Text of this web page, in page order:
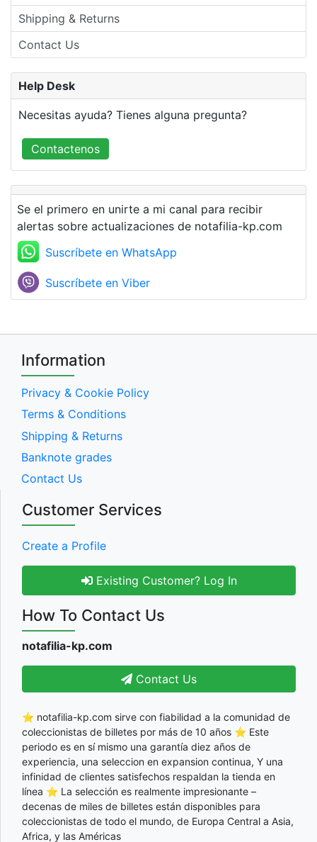
Shipping & Returns
Contact Us
Help Desk
Necesitas ayuda? Tienes alguna pregunta?
Contactenos
Se el primero en unirte a mi canal para recibir
alertas sobre actualizaciones de notafilia-kp.com
Suscríbete en WhatsApp
Suscríbete en Viber
Information
Privacy & Cookie Policy
Terms & Conditions
Shipping & Returns
Banknote grades
Contact Us
Customer Services
Create a Profile
Existing Customer? Log In
How To Contact Us
notafilia-kp.com
Contact Us
⭐ notafilia-kp.com sirve con fiabilidad a la comunidad de
coleccionistas de billetes por más de 10 años ⭐ Este
periodo es en sí mismo una garantía diez años de
experiencia, una seleccion en expansion continua, Y una
infinidad de clientes satisfechos respaldan la tienda en
línea ⭐ La selección es realmente impresionante –
decenas de miles de billetes están disponibles para
coleccionistas de todo el mundo, de Europa Central a Asia,
Africa, y las Américas